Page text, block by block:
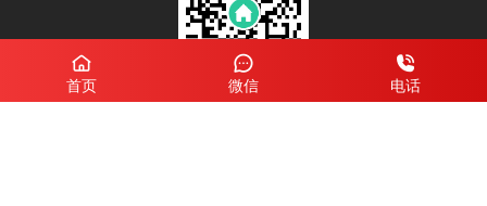
微信扫一扫
首页 微信 电话